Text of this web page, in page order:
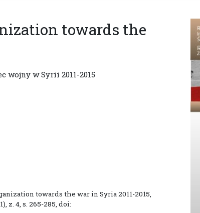
towards the
wojny w Syrii 2011-2015
towards the war in Syria 2011-2015,
z. 4, s. 265-285, doi: